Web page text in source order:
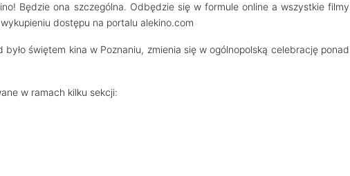
Będzie ona szczególna. Odbędzie się w formule online a wszystkie filmy
dostępu na portalu alekino.com
świętem kina w Poznaniu, zmienia się w ogólnopolską celebrację ponad
w ramach kilku sekcji: